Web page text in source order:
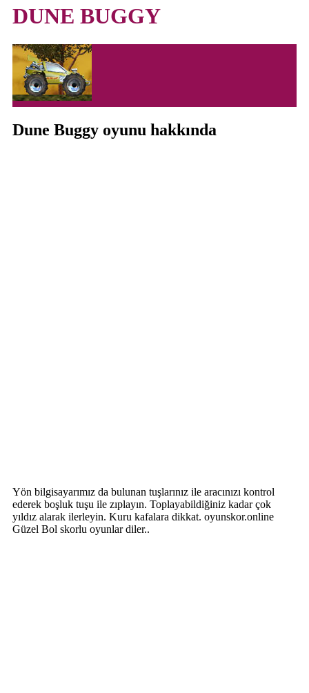
DUNE BUGGY
Dune Buggy oyunu hakkında
Yön bilgisayarımız da bulunan tuşlarınız ile aracınızı kontrol
ederek boşluk tuşu ile zıplayın. Toplayabildiğiniz kadar çok
yıldız alarak ilerleyin. Kuru kafalara dikkat. oyunskor.online
Güzel Bol skorlu oyunlar diler..